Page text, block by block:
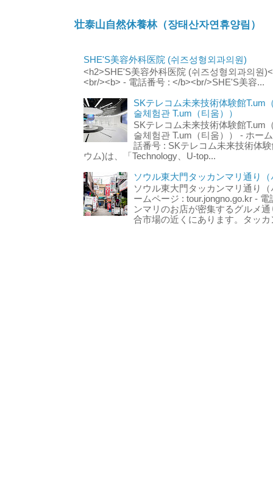
壮泰山自然休養林（장태산자연휴양림）
SHE'S美容外科医院 (쉬즈성형외과의원)
<h2>SHE'S美容外科医院 (쉬즈성형외과의원
<br/><b> - 電話番号 : </b><br/>SHE'S美容...
SKテレコム未来技術体験館T.um
술체험관 T.um（티움））
SKテレコム未来技術体験館T.um
술체험관 T.um（티움）） - ホー
話番号 : SKテレコム未来技術体
ウム)は、「Technology、U-top...
ソウル東大門タッカンマリ通り
ソウル東大門タッカンマリ通り
ームページ : tour.jongno.go.kr -
ンマリのお店が密集するグルメ
合市場の近くにあります。タッ